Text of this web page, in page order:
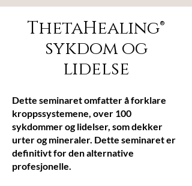
ThetaHealing®
sykdom og
lidelse
Dette seminaret omfatter å forklare
kroppssystemene, over 100
sykdommer og lidelser, som dekker
urter og mineraler. Dette seminaret er
definitivt for den alternative
profesjonelle.